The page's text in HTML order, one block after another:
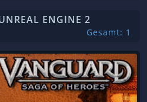
ENGINE 2
Gesamt: 1